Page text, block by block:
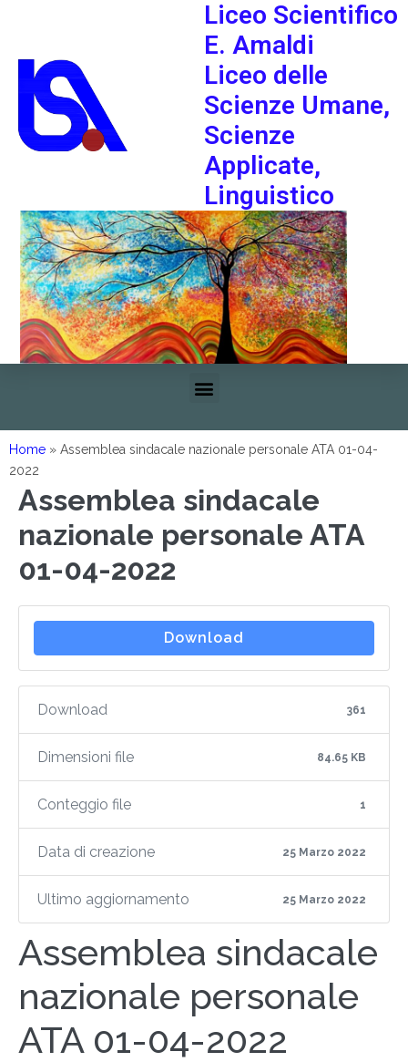
Liceo Scientifico
E. Amaldi
Liceo delle
Scienze Umane,
Scienze
Applicate,
Linguistico
Home » Assemblea sindacale nazionale personale ATA 01-04-
2022
Assemblea sindacale
nazionale personale ATA
01-04-2022
Download
Download 361
Dimensioni file 84.65 KB
Conteggio file 1
Data di creazione 25 Marzo 2022
Ultimo aggiornamento 25 Marzo 2022
Assemblea sindacale
nazionale personale
ATA 01-04-2022